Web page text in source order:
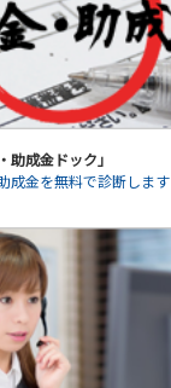
助成金ドック」
成金を無料で診断します